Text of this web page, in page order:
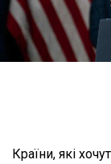
Країни, які